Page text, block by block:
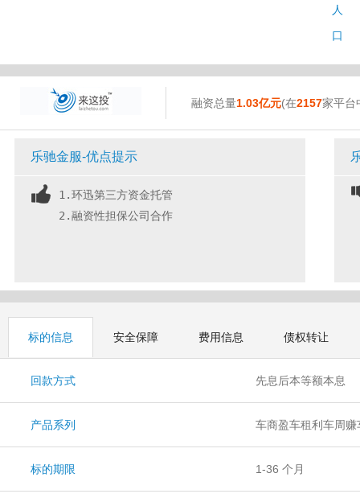
人
口
融资总量1.03亿元(在2157家平台
乐驰金服-优点提示
1.环迅第三方资金托管
2.融资性担保公司合作
标的信息 安全保障 费用信息 债权转让
回款方式 先息后本等额本息
产品系列 车商盈车租利车周
标的期限 1-36 个月